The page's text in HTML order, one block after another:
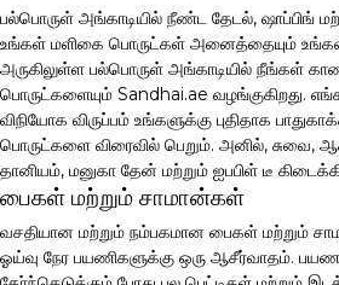
பல்பொருள் அங்காடியில் நீண்ட தேடல், ஷாப்பிங்
உங்கள் மளிகை பொருட்கள் அனைத்தையும் உங்கள்
அருகிலுள்ள பல்பொருள் அங்காடியில் நீங்கள்
பொருட்களையும் Sandhai.ae
விநியோக விருப்பம் உங்களுக்கு புதிதாக
பொருட்களை விரைவில் பெறும். அனில், சுவை,
தானியம், மனுகா தேன் மற்றும் ஐபபிள் டீ
பைகள் மற்றும் சாமான்கள்
வசதியான மற்றும் நம்பகமான பைகள் மற்றும்
ஓய்வு நேர பயணிகளுக்கு ஒரு ஆசீர்வாதம்.